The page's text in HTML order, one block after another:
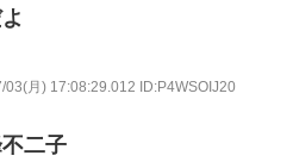
03(月) 17:08:29.012 ID:P4WSOIJ20
二子